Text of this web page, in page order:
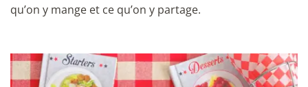
qu’on y mange et ce qu’on y partage.